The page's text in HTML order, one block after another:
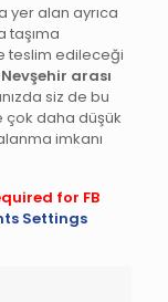
yer alan ayrıca
taşıma
teslim edileceği
arası
siz de bu
çok daha düşük
imkanı
for FB
Settings